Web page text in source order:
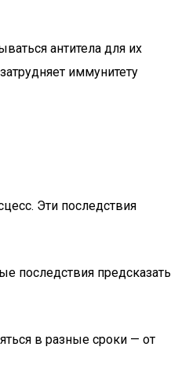
антитела для их
иммунитету
Эти последствия
последствия предсказать
в разные сроки — от